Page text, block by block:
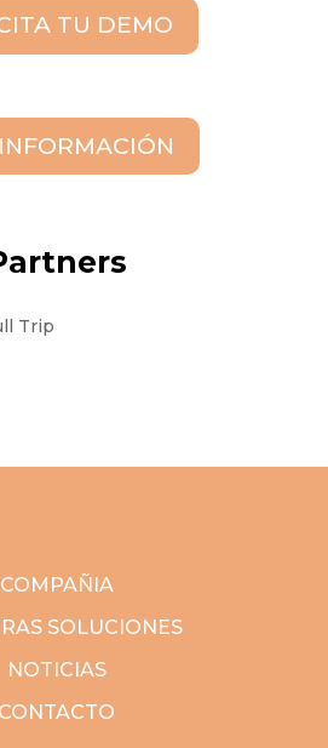
TU DEMO
COMPAÑIA
SOLUCIONES
NOTICIAS
CONTACTO